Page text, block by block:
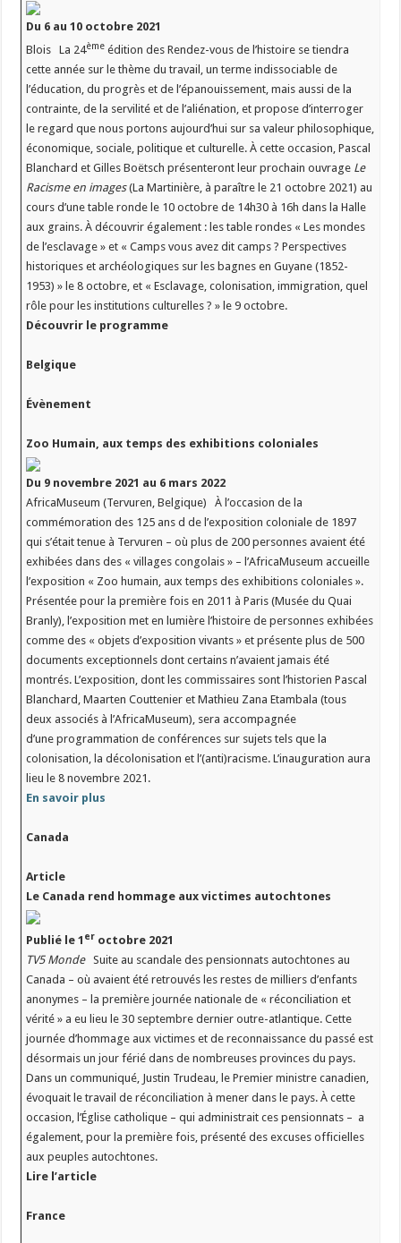
Du 6 au 10 octobre 2021
Blois La 24ème édition des Rendez-vous de l’histoire se tiendra
cette année sur le thème du travail, un terme indissociable de
l’éducation, du progrès et de l’épanouissement, mais aussi de la
contrainte, de la servilité et de l’aliénation, et propose d’interroger
le regard que nous portons aujourd’hui sur sa valeur philosophique,
économique, sociale, politique et culturelle. À cette occasion, Pascal
Blanchard et Gilles Boëtsch présenteront leur prochain ouvrage Le
Racisme en images(La Martinière, à paraître le 21 octobre 2021) au
cours d’une table ronde le 10 octobre de 14h30 à 16h dans la Halle
aux grains. À découvrir également : les table rondes « Les mondes
de l’esclavage » et « Camps vous avez dit camps ? Perspectives
historiques et archéologiques sur les bagnes en Guyane (1852-
1953) » le 8 octobre, et « Esclavage, colonisation, immigration, quel
rôle pour les institutions culturelles ? » le 9 octobre.
Découvrir le programme
Belgique
Évènement
Zoo Humain, aux temps des exhibitions coloniales
Du 9 novembre 2021 au 6 mars 2022
AfricaMuseum (Tervuren, Belgique) À l’occasion de la
commémoration des 125 ans d de l’exposition coloniale de 1897
qui s’était tenue à Tervuren – où plus de 200 personnes avaient été
exhibées dans des « villages congolais » – l’AfricaMuseum accueille
l’exposition « Zoo humain, aux temps des exhibitions coloniales ».
Présentée pour la première fois en 2011 à Paris (Musée du Quai
Branly), l’exposition met en lumière l’histoire de personnes exhibées
comme des « objets d’exposition vivants » et présente plus de 500
documents exceptionnels dont certains n’avaient jamais été
montrés. L’exposition, dont les commissaires sont l’historien Pascal
Blanchard, Maarten Couttenier et Mathieu Zana Etambala (tous
deux associés à l’AfricaMuseum), sera accompagnée
d’une programmation de conférences sur sujets tels que la
colonisation, la décolonisation et l’(anti)racisme. L’inauguration aura
lieu le 8 novembre 2021.
En savoir plus
Canada
Article
Le Canada rend hommage aux victimes autochtones
Publié le 1 er octobre 2021
TV5 MondeSuite au scandale des pensionnats autochtones au
Canada – où avaient été retrouvés les restes de milliers d’enfants
anonymes – la première journée nationale de « réconciliation et
vérité » a eu lieu le 30 septembre dernier outre-atlantique. Cette
journée d’hommage aux victimes et de reconnaissance du passé est
désormais un jour férié dans de nombreuses provinces du pays.
Dans un communiqué, Justin Trudeau, le Premier ministre canadien,
évoquait le travail de réconciliation à mener dans le pays. À cette
occasion, l’Église catholique – qui administrait ces pensionnats – a
également, pour la première fois, présenté des excuses officielles
aux peuples autochtones.
Lire l’article
France